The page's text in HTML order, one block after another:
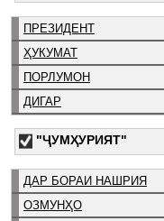
ПРЕЗИДЕНТ
ҲУКУМАТ
ПОРЛУМОН
ДИГАР
"ҶУМҲУРИЯТ"
ДАР БОРАИ НАШРИЯ
ОЗМУНҲО